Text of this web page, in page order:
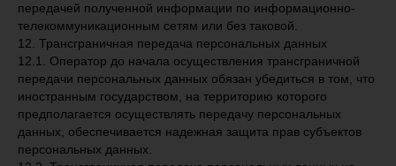
передачей полученной информации по информационно-
телекоммуникационным сетям или без таковой.
12. Трансграничная передача персональных данных
12.1. Оператор до начала осуществления трансграничной
передачи персональных данных обязан убедиться в том, что
иностранным государством, на территорию которого
предполагается осуществлять передачу персональных
данных, обеспечивается надежная защита прав субъектов
персональных данных.